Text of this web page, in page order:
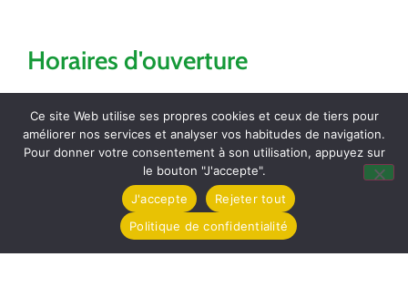
Horaires d'ouverture
Mardi de 16h à 18h
Jeudi de 8h30 à 12h
Vendredi de 16h à 18h
Partagez / Imprimez
Ce site Web utilise ses propres cookies et ceux de tiers pour
améliorer nos services et analyser vos habitudes de navigation.
Pour donner votre consentement à son utilisation, appuyez sur
le bouton "J'accepte".
J'accepte
Rejeter tout
Politique de confidentialité